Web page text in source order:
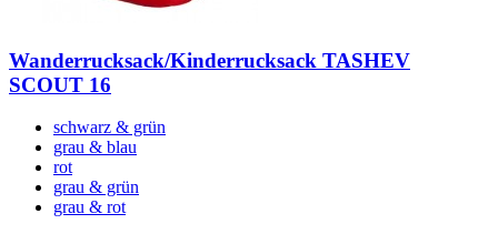
Wanderrucksack/Kinderrucksack TASHEV
SCOUT 16
schwarz & grün
grau & blau
rot
grau & grün
grau & rot